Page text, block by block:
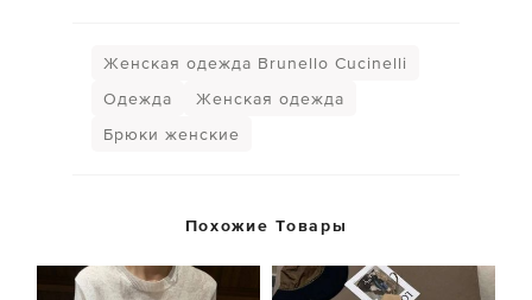
Женская одежда Brunello Cucinelli
Одежда
Женская одежда
Брюки женские
Похожие Товары